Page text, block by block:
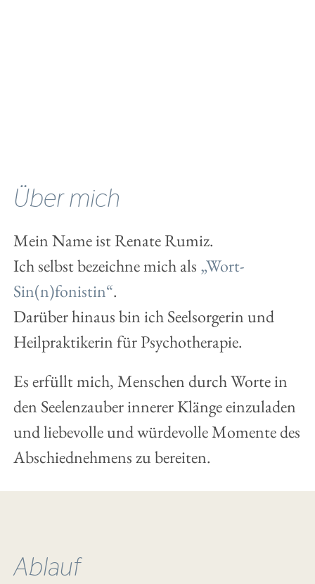
Über mich
Mein Name ist Renate Rumiz.
Ich selbst bezeichne mich als „Wort-
Sin(n)fonistin“.
Darüber hinaus bin ich Seelsorgerin und
Heilpraktikerin für Psychotherapie.
Es erfüllt mich, Menschen durch Worte in
den Seelenzauber innerer Klänge einzuladen
und liebevolle und würdevolle Momente des
Abschiednehmens zu bereiten.
Ablauf